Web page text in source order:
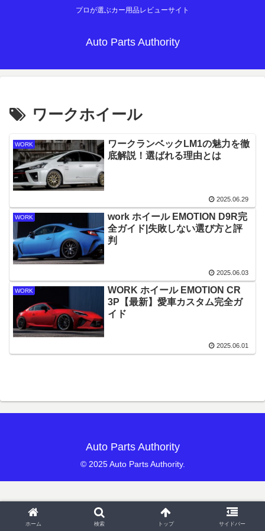
プロが選ぶカー用品レビューサイト
Auto Parts Authority
ワークホイール
WORK
ワークランベックLM1の魅力を徹
底解説！選ばれる理由とは
2025.06.29
WORK
work ホイール EMOTION D9R完
全ガイド|失敗しない選び方と評
判
2025.06.03
WORK
WORK ホイール EMOTION CR
3P【最新】愛車カスタム完全ガ
イド
2025.06.01
Auto Parts Authority
© 2025 Auto Parts Authority.
ホーム 検索 トップ サイドバー